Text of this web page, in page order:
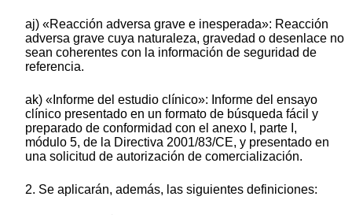
aj) «Reacción adversa grave e inesperada»: Reacción
adversa grave cuya naturaleza, gravedad o desenlace no
sean coherentes con la información de seguridad de
referencia.
ak) «Informe del estudio clínico»: Informe del ensayo
clínico presentado en un formato de búsqueda fácil y
preparado de conformidad con el anexo I, parte I,
módulo 5, de la Directiva 2001/83/CE, y presentado en
una solicitud de autorización de comercialización.
2. Se aplicarán, además, las siguientes definiciones: